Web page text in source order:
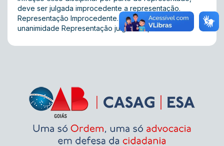
deve ser julgada improcedente a representação.
Representação Improcedente. ACÓRDÃO: Por
unanimidade Representação julgada Improcedente.